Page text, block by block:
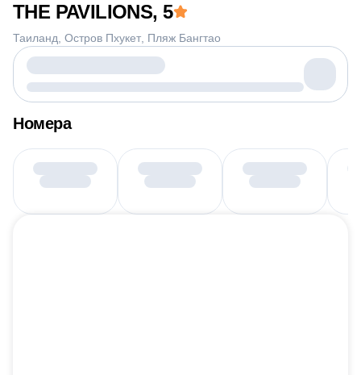
THE PAVILIONS, 5
Таиланд Остров Пхукет Пляж Бангтао
Номера